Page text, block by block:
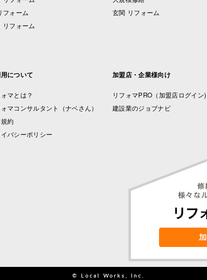
フォーム
リフォーム
玄関 リフォーム
について
マとは？
マコンサルタント（ナベさん）
約
バシーポリシー
加盟店・企業様向け
リフォマPRO （加盟店ログイン)
建設業のジョブナビ
© Local Works, Inc.